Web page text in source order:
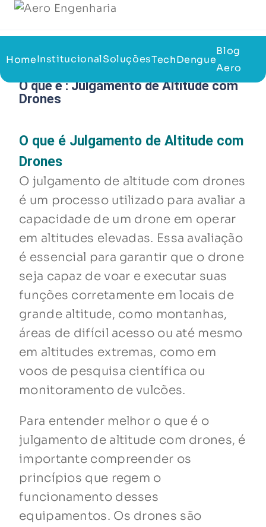
HomeInstitucionalSoluçõesTechDengue
Blog
Aero
05/08/2023
Voltar a página inicial do blog
O que é : Julgamento de Altitude com
Drones
O que é Julgamento de Altitude com
Drones
O julgamento de altitude com drones
é um processo utilizado para avaliar a
capacidade de um drone em operar
em altitudes elevadas. Essa avaliação
é essencial para garantir que o drone
seja capaz de voar e executar suas
funções corretamente em locais de
grande altitude, como montanhas,
áreas de difícil acesso ou até mesmo
em altitudes extremas, como em
voos de pesquisa científica ou
monitoramento de vulcões.
Para entender melhor o que é o
julgamento de altitude com drones, é
importante compreender os
princípios que regem o
funcionamento desses
equipamentos. Os drones são